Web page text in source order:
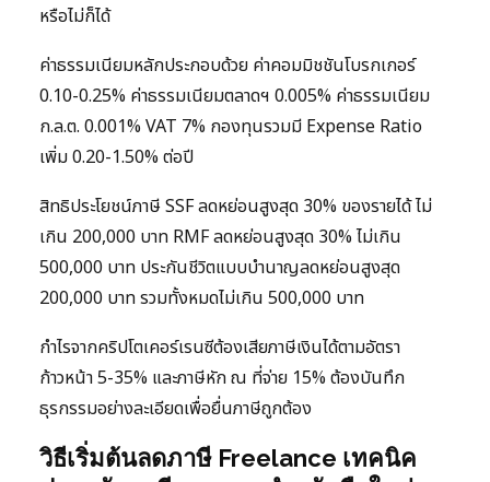
หรือไม่ก็ได้
ค่าธรรมเนียมหลักประกอบด้วย ค่าคอมมิชชันโบรกเกอร์
0.10-0.25% ค่าธรรมเนียมตลาดฯ 0.005% ค่าธรรมเนียม
ก.ล.ต. 0.001% VAT 7% กองทุนรวมมี Expense Ratio
เพิ่ม 0.20-1.50% ต่อปี
สิทธิประโยชน์ภาษี SSF ลดหย่อนสูงสุด 30% ของรายได้ ไม่
เกิน 200,000 บาท RMF ลดหย่อนสูงสุด 30% ไม่เกิน
500,000 บาท ประกันชีวิตแบบบำนาญลดหย่อนสูงสุด
200,000 บาท รวมทั้งหมดไม่เกิน 500,000 บาท
กำไรจากคริปโตเคอร์เรนซีต้องเสียภาษีเงินได้ตามอัตรา
ก้าวหน้า 5-35% และภาษีหัก ณ ที่จ่าย 15% ต้องบันทึก
ธุรกรรมอย่างละเอียดเพื่อยื่นภาษีถูกต้อง
วิธีเริ่มต้นลดภาษี Freelance เทคนิค